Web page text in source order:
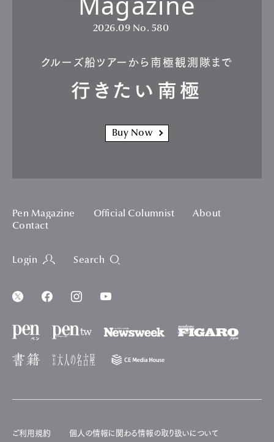
2026.09 No. 580
クルーズ船ツアーから南極観測隊まで
行きたい南極
Buy Now
Pen Magazine Official Columnist
About
Contact
Login Search
ご利用規約 個人の情報に関わる情報の取り扱いについて